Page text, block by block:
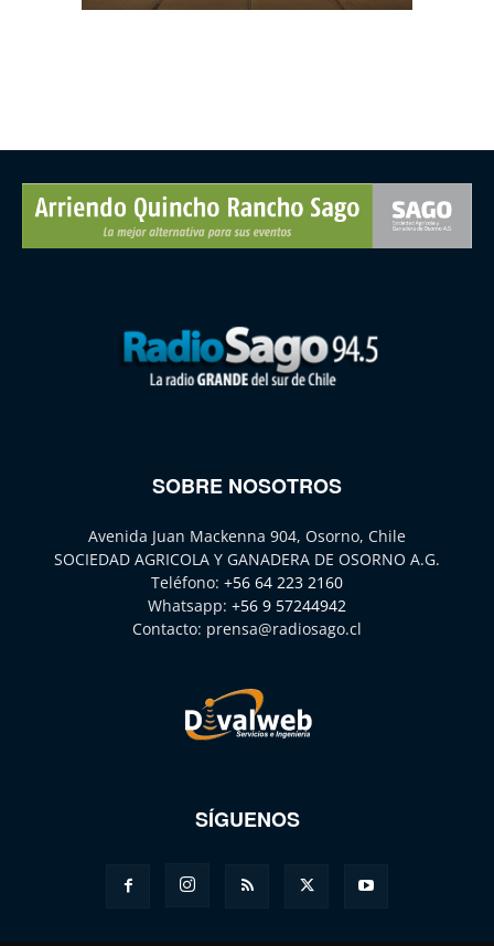
SOBRE NOSOTROS
Avenida Juan Mackenna 904, Osorno, Chile
SOCIEDAD AGRICOLA Y GANADERA DE OSORNO A.G.
Teléfono: +56 64 223 2160
Whatsapp: +56 9 57244942
Contacto: prensa@radiosago.cl
SÍGUENOS